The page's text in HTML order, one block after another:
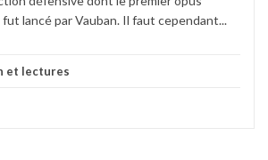
lancé par Vauban. Il faut cependant...
et lectures